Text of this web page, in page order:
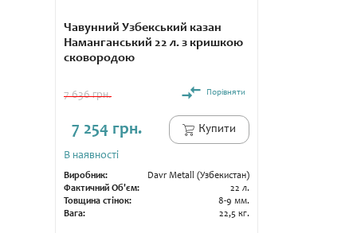
Чавунний Узбекський казан
Наманганський 22 л. з кришкою
сковородою
7 636 грн. Порівняти
7 254 грн. Купити
В наявності
Виробник:
Davr Metall (Узбекистан)
Фактичний Об'єм:
22 л.
Товщина стінок:
8-9 мм.
Вага:
22,5 кг.